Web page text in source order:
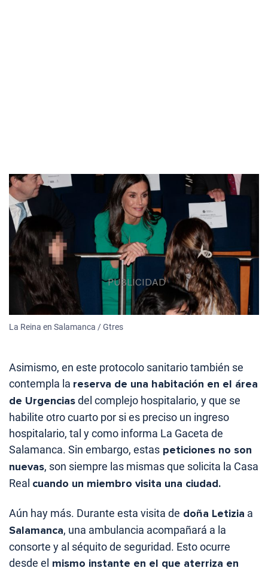
La Reina en Salamanca / Gtres
Asimismo, en este protocolo sanitario también se
contempla la reserva de una habitación en el área
de Urgenciasdel complejo hospitalario, y que se
habilite otro cuarto por si es preciso un ingreso
hospitalario, tal y como informa La Gaceta de
Salamanca. Sin embargo, estas peticiones no son
nuevas, son siempre las mismas que solicita la Casa
Real cuando un miembro visita una ciudad.
Aún hay más. Durante esta visita de doña Letizia a
Salamanca, una ambulancia acompañará a la
consorte y al séquito de seguridad. Esto ocurre
desde el mismo instante en el que aterriza en